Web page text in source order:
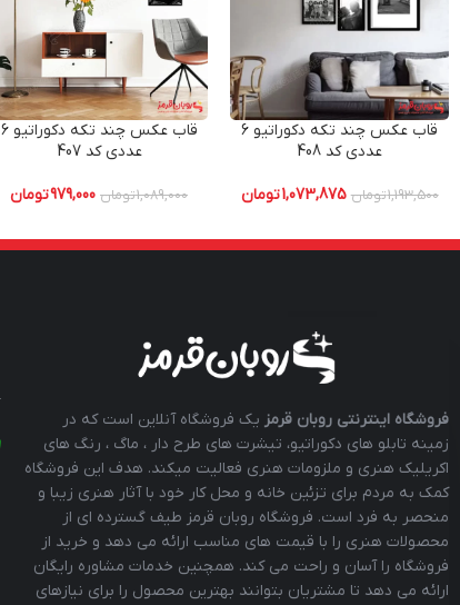
قاب عکس چند تکه دکوراتیو 6
عددی کد 408
1,193,500تومان 1,073,875تومان
قاب عکس چند تکه دکوراتیو 6
عددی کد 407
1,089,000تومان 979,000تومان
فروشگاه اینترنتی روبان قرمز یک فروشگاه آنلاین است که در
زمینه تابلو های دکوراتیو، تیشرت های طرح دار ، ماگ ، رنگ های
اکریلیک هنری و ملزومات هنری فعالیت میکند. هدف این فروشگاه
کمک به مردم برای تزئین خانه و محل کار خود با آثار هنری زیبا و
منحصر به فرد است. فروشگاه روبان قرمز طیف گسترده ای از
محصولات هنری را با قیمت های مناسب ارائه می دهد و خرید از
فروشگاه را آسان و راحت می کند. همچنین خدمات مشاوره رایگان
ارائه می دهد تا مشتریان بتوانند بهترین محصول را برای نیازهای